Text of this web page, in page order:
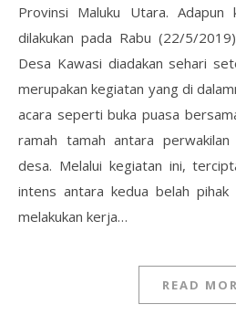
Provinsi Maluku Utara.
dilakukan pada Rabu (22/5/
Desa Kawasi diadakan sehari
merupakan kegiatan yang di
acara seperti buka puasa
ramah tamah antara
desa. Melalui kegiatan ini,
intens antara kedua belah pihak
melakukan kerja…
READ